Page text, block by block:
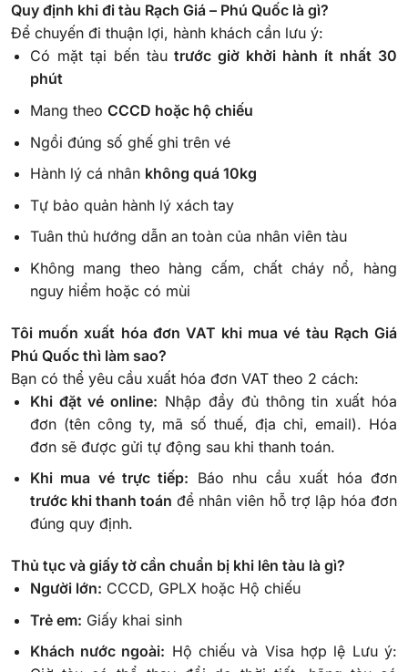
Quy định khi đi tàu Rạch Giá – Phú Quốc là gì?
Để chuyến đi thuận lợi, hành khách cần lưu ý:
Có mặt tại bến tàutrước giờ khởi hành ít nhất 30
phút
Mang theo CCCD hoặc hộ chiếu
Ngồi đúng số ghế ghi trên vé
Hành lý cá nhân không quá 10kg
Tự bảo quản hành lý xách tay
Tuân thủ hướng dẫn an toàn của nhân viên tàu
Không mang theo hàng cấm, chất cháy nổ, hàng
nguy hiểm hoặc có mùi
Tôi muốn xuất hóa đơn VAT khi mua vé tàu Rạch Giá
Phú Quốc thì làm sao?
Bạn có thể yêu cầu xuất hóa đơn VAT theo 2 cách:
Khi đặt vé online: Nhập đầy đủ thông tin xuất hóa
đơn (tên công ty, mã số thuế, địa chỉ, email). Hóa
đơn sẽ được gửi tự động sau khi thanh toán.
Khi mua vé trực tiếp: Báo nhu cầu xuất hóa đơn
trước khi thanh toán để nhân viên hỗ trợ lập hóa đơn
đúng quy định.
Thủ tục và giấy tờ cần chuẩn bị khi lên tàu là gì?
Người lớn: CCCD, GPLX hoặc Hộ chiếu
Trẻ em: Giấy khai sinh
Khách nước ngoài: Hộ chiếu và Visa hợp lệ Lưu ý: